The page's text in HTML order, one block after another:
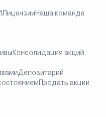
ЛицензииНаша команда
Консолидация акций
Депозитарий
Продать акции